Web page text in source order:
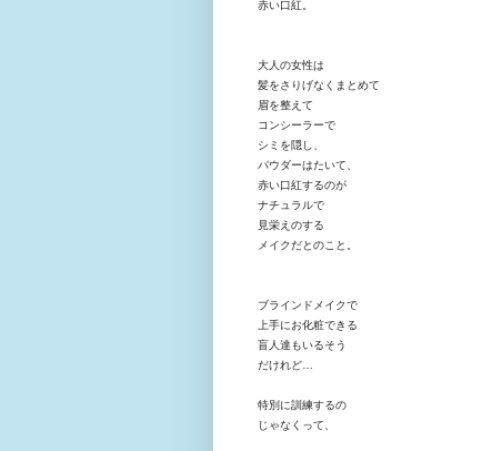
赤い口紅。
大人の女性は
髪をさりげなくまとめて
眉を整えて
コンシーラーで
シミを隠し、
パウダーはたいて、
赤い口紅するのが
ナチュラルで
見栄えのする
メイクだとのこと。
ブラインドメイクで
上手にお化粧できる
盲人達もいるそう
だけれど…
特別に訓練するの
じゃなくって、